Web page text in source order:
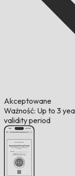
Akceptowane
Ważność: Up to 3
validity period